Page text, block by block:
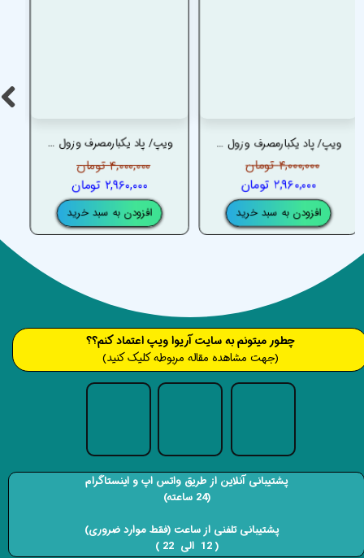
ویپ/ پاد یکبارمصرف وزول استار 40000 پاف هندوانه آدامس – VOZOL STAR 40K PUFFS WATERMELON BUBBLEGUM
۴,۰۰۰,۰۰۰ تومان
۲,۹۶۰,۰۰۰ تومان
افزودن به سبد خرید
ویپ/ پاد یکبارمصرف وزول استار 40000 پاف توت فرنگی ملون هلو – VOZOL STAR 40K PUFFS STRAWMELON PEACH
۴,۰۰۰,۰۰۰ تومان
۲,۹۶۰,۰۰۰ تومان
افزودن به سبد خرید
​​​چطور میتونم به سایت آریوا ویپ اعتماد کنم؟؟
(جهت مشاهده مقاله مربوطه کلیک کنید)
پشتیبانی آنلاین از طریق واتس اپ و اینستاگرام
(24 ساعته)
​​​​​​​ پشتیبانی تلفنی از ساعت (فقط موارد ضروری)
( 12 الی 22 ) ​​​​​​​